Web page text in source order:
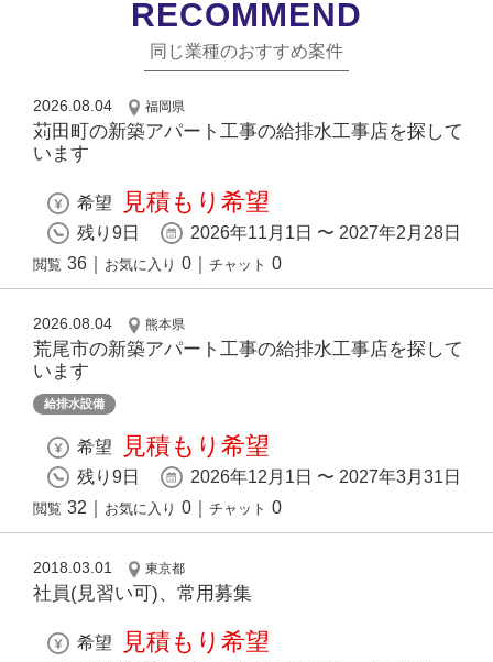
RECOMMEND
同じ業種のおすすめ案件
2026.08.04 福岡県
苅田町の新築アパート工事の給排水工事店を探して
います
希望 見積もり希望
残り9日 2026年11月1日 〜 2027年2月28日
閲覧 36 お気に入り 0 チャット 0
2026.08.04 熊本県
荒尾市の新築アパート工事の給排水工事店を探して
います
給排水設備
希望 見積もり希望
残り9日 2026年12月1日 〜 2027年3月31日
閲覧 32 お気に入り 0 チャット 0
2018.03.01 東京都
社員(見習い可)、常用募集
希望 見積もり希望